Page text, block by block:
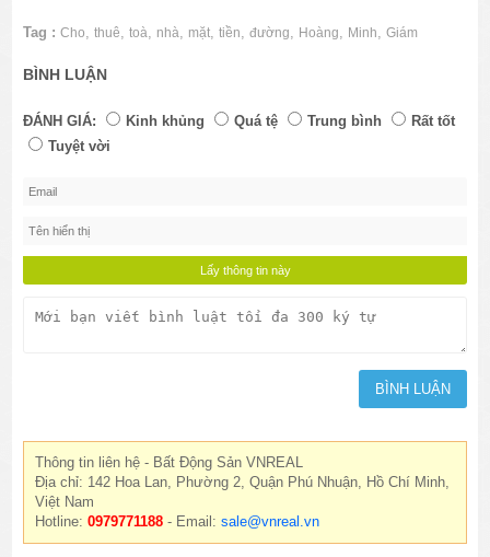
Tag : Cho,thuê,toà, nhà, mặt,tiền,đường, Hoàng, Minh,Giám
BÌNH LUẬN
ĐÁNH GIÁ: Kinh khủng Quá tệ Trung bình
Rất tốt
Tuyệt vời
Thông tin liên hệ - Bất Động Sản VNREAL
Địa chỉ: 142 Hoa Lan, Phường 2, Quận Phú Nhuận, Hồ Chí Minh,
Việt Nam
Hotline:0979771188 - Email:sale@vnreal.vn